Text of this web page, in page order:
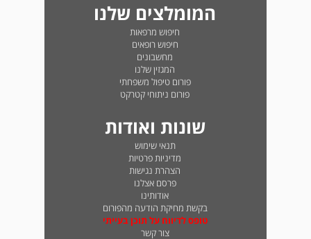
המומלצים שלנו
חיפוש מרפאות
חיפוש רופאים
מחשבונים
המגזין שלנו
פורום טיפול משפחתי
פורום ניתוחי קטרקט
שונות ואודות
תנאי שימוש
מדיניות פרטיות
הצהרת נגישות
פרסם אצלנו
אודותינו
בקשת מחיקת הודעה מהפורום
טופס לדיווח על תוכן בעייתי
צור קשר